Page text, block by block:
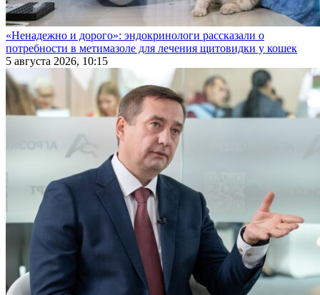
«Ненадежно и дорого»: эндокринологи рассказали о
потребности в метимазоле для лечения щитовидки у кошек
5 августа 2026, 10:15